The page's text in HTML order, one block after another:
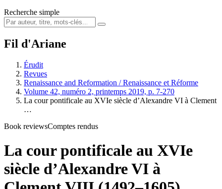
Recherche simple
Fil d'Ariane
Érudit
Revues
Renaissance and Reformation / Renaissance et Réforme
Volume 42, numéro 2, printemps 2019, p. 7-270
La cour pontificale au XVIe siècle d’Alexandre VI à Clement
…
Book reviewsComptes rendus
La cour pontificale au XVIe
siècle d’Alexandre VI à